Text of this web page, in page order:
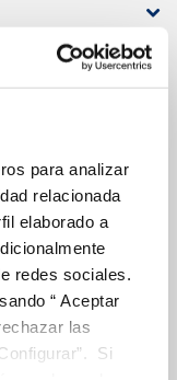
para analizar
relacionada
elaborado a
redes sociales.
“ Aceptar
las
Si